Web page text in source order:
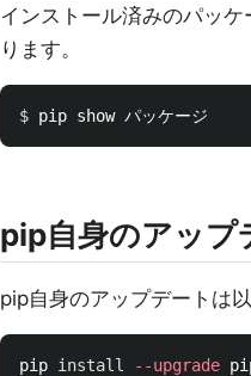
インストール済みのパッ
ります。
$
pip自身のアップ
pip自身のアップデートは
pip install --upgrade